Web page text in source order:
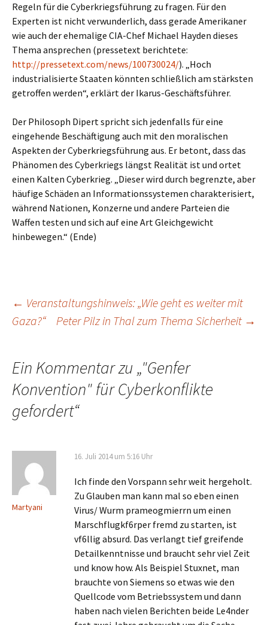
Regeln für die Cyberkriegsführung zu fragen. Für den
Experten ist nicht verwunderlich, dass gerade Amerikaner
wie auch der ehemalige CIA-Chef Michael Hayden dieses
Thema ansprechen (pressetext berichtete:
http://pressetext.com/news/100730024/). „Hoch
industrialisierte Staaten könnten schließlich am stärksten
getroffen werden“, erklärt der Ikarus-Geschäftsführer.
Der Philosoph Dipert spricht sich jedenfalls für eine
eingehende Beschäftigung auch mit den moralischen
Aspekten der Cyberkriegsführung aus. Er betont, dass das
Phänomen des Cyberkriegs längst Realität ist und ortet
einen Kalten Cyberkrieg. „Dieser wird durch begrenzte, aber
häufige Schäden an Informationssystemen charakterisiert,
während Nationen, Konzerne und andere Parteien die
Waffen testen und sich auf eine Art Gleichgewicht
hinbewegen.“ (Ende)
Beitragsnavigation
← Veranstaltungshinweis: „Wie geht es weiter mit
Gaza?“
Peter Pilz in Thal zum Thema Sicherheit →
Ein Kommentar zu „"Genfer
Konvention" für Cyberkonflikte
gefordert“
Martyani
16. Juli 2014 um 5:16 Uhr
Ich finde den Vorspann sehr weit hergeholt.
Zu Glauben man kann mal so eben einen
Virus/ Wurm prameogmierrn um einen
Marschflugkf6rper fremd zu starten, ist
vf6llig absurd. Das verlangt tief greifende
Detailkenntnisse und braucht sehr viel Zeit
und know how. Als Beispiel Stuxnet, man
brauchte von Siemens so etwas wie den
Quellcode vom Betriebssystem und dann
haben nach vielen Berichten beide Le4nder